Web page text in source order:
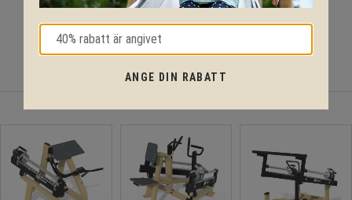
ANGE DIN RABATT